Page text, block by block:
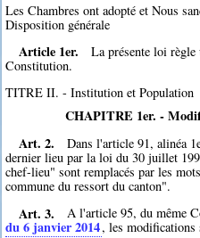
Les Chambres ont adopté et Nous
Disposition générale
Article 1er.
La présente loi
Constitution.
TITRE II. - Institution et Population
CHAPITRE 1er. -
Art. 2.
Dans l'article 91, alinéa
dernier lieu par la loi du 30 juillet
chef-lieu" sont remplacés par les
commune du ressort du canton".
Art. 3. A l'article 95, du même
du 6 janvier 2014, les modifications